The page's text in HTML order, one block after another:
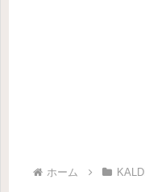
ホーム KALDI